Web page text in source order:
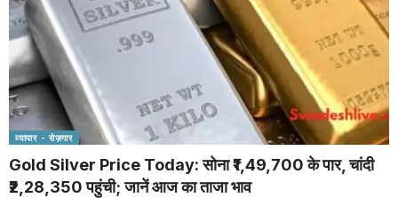
व्यापार - रोज़गार
Gold Silver Price Today: सोना ₹1,49,700 के पार, चांदी
₹2,28,350 पहुंची; जानें आज का ताजा भाव